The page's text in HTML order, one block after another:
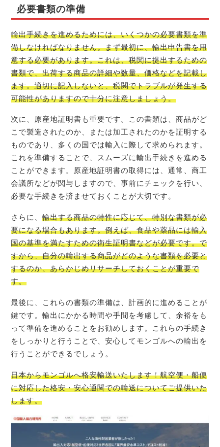
必要書類の準備
輸出手続きを進めるためには、いくつかの必要書類を準
備しなければなりません。まず最初に、輸出申告書を用
意する必要があります。これは、税関に提出するための
書類で、出荷する商品の詳細や数量、価格などを記載し
ます。適切に記入しないと、税関でトラブルが発生する
可能性がありますので十分に注意しましょう。
次に、原産地証明書も重要です。この書類は、商品がど
こで製造されたのか、または加工されたのかを証明する
ものであり、多くの国では輸入に際して求められます。
これを準備することで、スムーズに輸出手続きを進める
ことができます。原産地証明書の取得には、通常、商工
会議所などが関与しますので、事前にチェックを行い、
必要な手続きを済ませておくことが大切です。
さらに、輸出する商品の特性に応じて、特別な書類が必
要になる場合もあります。例えば、食品や薬品には輸入
国の基準を満たすための衛生証明書などが必要です。で
すから、自分の輸出する商品がどのような書類を必要と
するのか、あらかじめリサーチしておくことが重要で
す。
最後に、これらの書類の準備は、計画的に進めることが
鍵です。輸出にかかる時間や手間を考慮して、余裕をも
って準備を進めることをお勧めします。これらの手続き
をしっかりと行うことで、安心してモンゴルへの輸出を
行うことができるでしょう。
日本からモンゴルへ格安輸送いたします！航空便・船便
に対応した格安・安心通関での輸送についてご提供いた
します。